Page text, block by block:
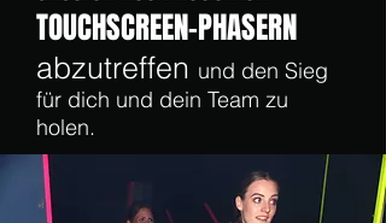
TOUCHSCREEN-PHASERN
abzutreffen und den Sieg
für dich und dein Team zu
holen.